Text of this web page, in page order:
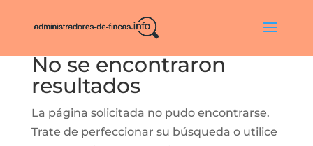
No se encontraron
resultados
La página solicitada no pudo encontrarse.
Trate de perfeccionar su búsqueda o utilice